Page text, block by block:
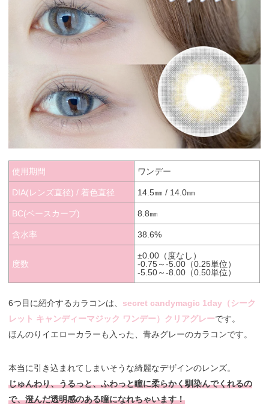
使用期間 ワンデー
DIA(レンズ直径) / 着色直径 14.5㎜ / 14.0㎜
BC(ベースカーブ) 8.8㎜
含水率 38.6%
度数
±0.00（度なし）
-0.75～-5.00（0.25単位）
-5.50～-8.00（0.50単位）
6つ目に紹介するカラコンは、 secret candymagic 1day（シーク
レット キャンディーマジック ワンデー）クリアグレーです。
ほんのりイエローカラーも入った、青みグレーのカラコンです。
本当に引き込まれてしまいそうな綺麗なデザインのレンズ。
じゅんわり、うるっと、ふわっと瞳に柔らかく馴染んでくれるの
で、澄んだ透明感のある瞳になれちゃいます！